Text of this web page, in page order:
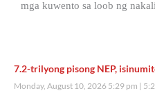
mga kuwento sa loob ng
7.2-trilyong pisong NEP,
Monday, August 10, 2026 5:29 pm